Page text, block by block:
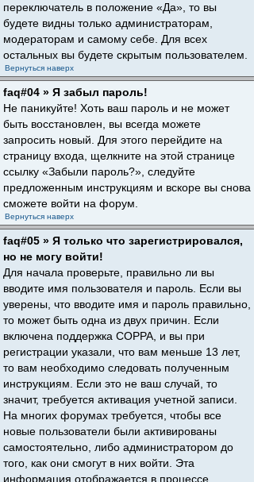
переключатель в положение «Да», то вы
будете видны только администраторам,
модераторам и самому себе. Для всех
остальных вы будете скрытым пользователем.
Вернуться наверх
faq#04 » Я забыл пароль!
Не паникуйте! Хоть ваш пароль и не может
быть восстановлен, вы всегда можете
запросить новый. Для этого перейдите на
страницу входа, щелкните на этой странице
ссылку «Забыли пароль?», следуйте
предложенным инструкциям и вскоре вы снова
сможете войти на форум.
Вернуться наверх
faq#05 » Я только что зарегистрировался,
но не могу войти!
Для начала проверьте, правильно ли вы
вводите имя пользователя и пароль. Если вы
уверены, что вводите имя и пароль правильно,
то может быть одна из двух причин. Если
включена поддержка COPPA, и вы при
регистрации указали, что вам меньше 13 лет,
то вам необходимо следовать полученным
инструкциям. Если это не ваш случай, то
значит, требуется активация учетной записи.
На многих форумах требуется, чтобы все
новые пользователи были активированы
самостоятельно, либо администратором до
того, как они смогут в них войти. Эта
информация отображается в процессе